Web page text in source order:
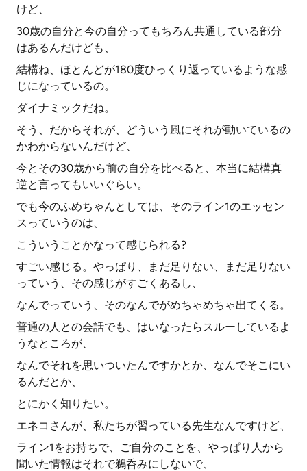
けど、
30歳の自分と今の自分ってもちろん共通している部分
はあるんだけども、
結構ね、ほとんどが180度ひっくり返っているような感
じになっているの。
ダイナミックだね。
そう、だからそれが、どういう風にそれが動いているの
かわからないんだけど、
今とその30歳から前の自分を比べると、本当に結構真
逆と言ってもいいぐらい。
でも今のふめちゃんとしては、そのライン1のエッセン
スっていうのは、
こういうことかなって感じられる?
すごい感じる。やっぱり、まだ足りない、まだ足りない
っていう、その感じがすごくあるし、
なんでっていう、そのなんでがめちゃめちゃ出てくる。
普通の人との会話でも、はいなったらスルーしているよ
うなところが、
なんでそれを思いついたんですかとか、なんでそこにい
るんだとか、
とにかく知りたい。
エネコさんが、私たちが習っている先生なんですけど、
ライン1をお持ちで、ご自分のことを、やっぱり人から
聞いた情報はそれで鵜呑みにしないで、